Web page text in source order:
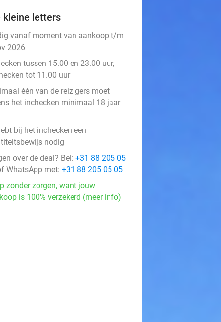
kleine letters
vanaf moment van aankoop t/m
2026
tussen 15.00 en 23.00 uur,
tot 11.00 uur
één van de reizigers moet
het inchecken minimaal 18 jaar
bij het inchecken een
nodig
over de deal? Bel: +31 88 205 05
WhatsApp met: +31 88 205 05 05
zonder zorgen, want jouw
is 100% verzekerd (meer info)